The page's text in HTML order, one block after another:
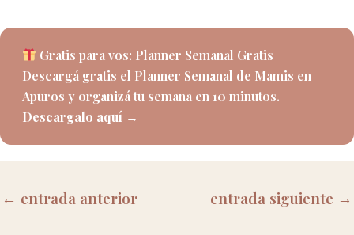
Gratis para vos: Planner Semanal Gratis
Descargá gratis el Planner Semanal de Mamis en
Apuros y organizá tu semana en 10 minutos.
Descargalo aquí →
← entrada anterior entrada siguiente →